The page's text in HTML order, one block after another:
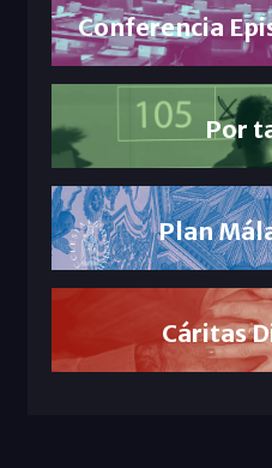
Conferencia
Por
Plan
Cáritas